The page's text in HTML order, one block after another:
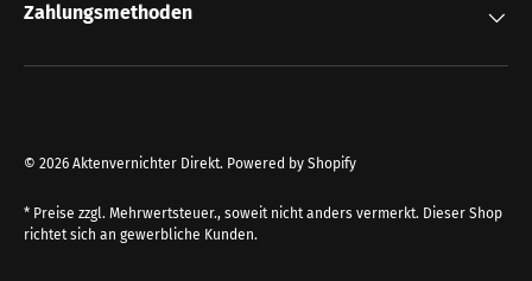
Zahlungsmethoden
© 2026 Aktenvernichter Direkt. Powered by Shopify
* Preise zzgl. Mehrwertsteuer., soweit nicht anders vermerkt. Dieser Shop
richtet sich an gewerbliche Kunden.